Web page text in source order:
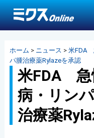
ホーム > ニュース > 米FDA
パ腫治療薬Rylazeを承認
米FDA 急
病・リン
治療薬